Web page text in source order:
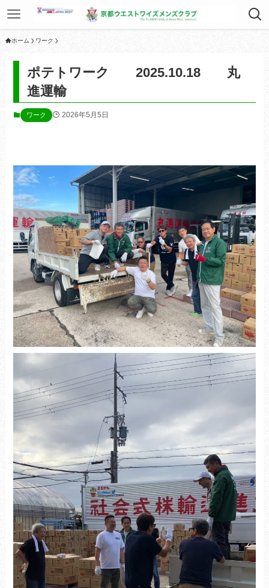
ホーム ワーク
ポテトワーク 2025.10.18 丸
進運輸
ワーク 2026年5月5日